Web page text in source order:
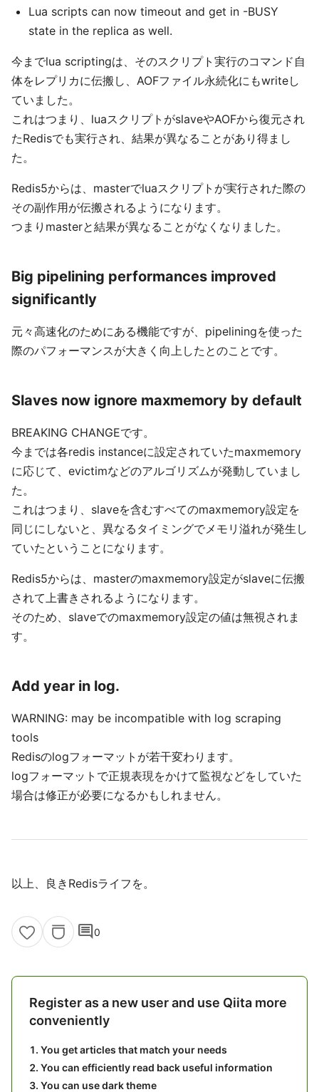
Lua scripts can now timeout and get in -BUSY
state in the replica as well.
今までlua scriptingは、そのスクリプト実行のコマンド自
体をレプリカに伝搬し、AOFファイル永続化にもwriteし
ていました。
これはつまり、luaスクリプトがslaveやAOFから復元され
たRedisでも実行され、結果が異なることがあり得まし
た。
Redis5からは、masterでluaスクリプトが実行された際の
その副作用が伝搬されるようになります。
つまりmasterと結果が異なることがなくなりました。
Big pipelining performances improved
significantly
元々高速化のためにある機能ですが、pipeliningを使った
際のパフォーマンスが大きく向上したとのことです。
Slaves now ignore maxmemory by default
BREAKING CHANGEです。
今までは各redis instanceに設定されていたmaxmemory
に応じて、evictimなどのアルゴリズムが発動していまし
た。
これはつまり、slaveを含むすべてのmaxmemory設定を
同じにしないと、異なるタイミングでメモリ溢れが発生し
ていたということになります。
Redis5からは、masterのmaxmemory設定がslaveに伝搬
されて上書きされるようになります。
そのため、slaveでのmaxmemory設定の値は無視されま
す。
Add year in log.
WARNING: may be incompatible with log scraping
tools
Redisのlogフォーマットが若干変わります。
logフォーマットで正規表現をかけて監視などをしていた
場合は修正が必要になるかもしれません。
以上、良きRedisライフを。
comment0
Register as a new user and use Qiita more
conveniently
You get articles that match your needs
You can efficiently read back useful information
You can use dark theme